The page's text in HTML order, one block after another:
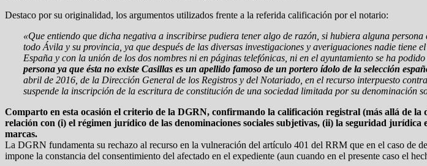
Destaco por su originalidad, los argumentos utilizados frente a la referida calificación por el notario:
«Que entiendo que dicha negativa a inscribirse pudiera tener algo de razón, si hubiera alguna
todo Ávila y su provincia, ya que después de las diversas investigaciones y averiguaciones nadie tiene
España y con la unión de los dos nombres ni en páginas telefónicas, ni en el ayuntamiento se ha
persona ya que ésta no existe Casillas es un apellido famoso de un portero ídolo de la selección
abril de 2016, de la Dirección General de los Registros y del Notariado, en el recurso interpuesto
suspende la inscripción de la escritura de constitución de una sociedad limitada por su denominación
Comparto en esta ocasión el criterio de la DGRN, confirmando la calificación registral (más allá de
relación con (i) el régimen jurídico de las denominaciones sociales subjetivas, (ii) la seguridad
marcas.
La DGRN fundamenta su rechazo al recurso en la vulneración del artículo 401 del RRM que en el caso de
impone la constancia del consentimiento del afectado en el expediente (aun cuando en el presente caso el